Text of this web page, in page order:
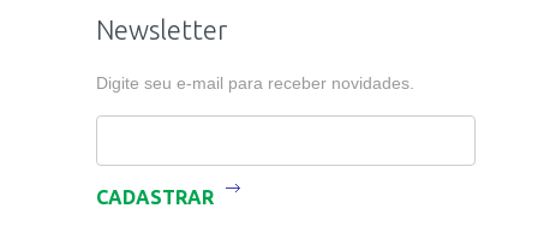
Newsletter
Digite seu e-mail para receber novidades.